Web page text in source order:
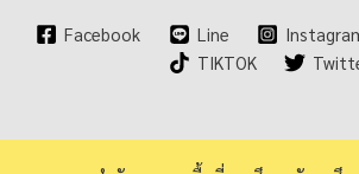
Facebook Line
TIKTOK